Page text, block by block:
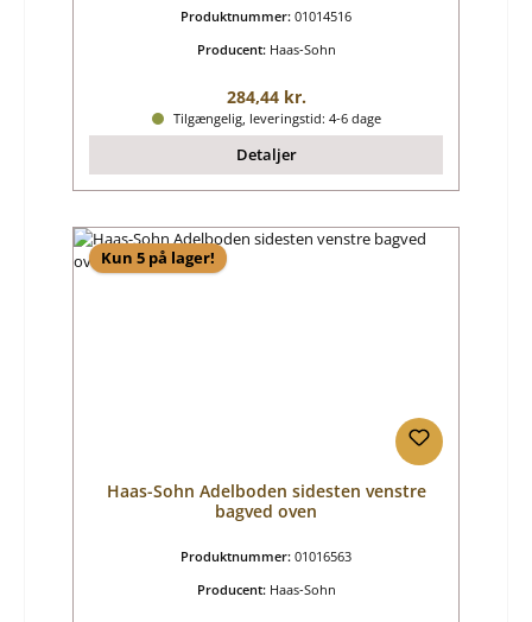
Produktnummer: 01014516
Producent: Haas-Sohn
Almindelig pris:
284,44 kr.
Tilgængelig, leveringstid: 4-6 dage
Detaljer
Kun 5 på lager!
Haas-Sohn Adelboden sidesten venstre
bagved oven
Produktnummer: 01016563
Producent: Haas-Sohn